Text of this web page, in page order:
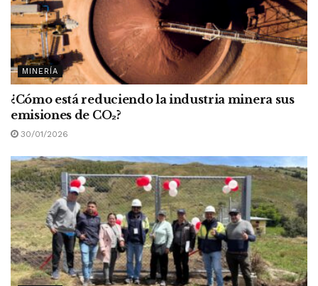
MINERÍA
¿Cómo está reduciendo la industria minera sus
emisiones de CO₂?
30/01/2026